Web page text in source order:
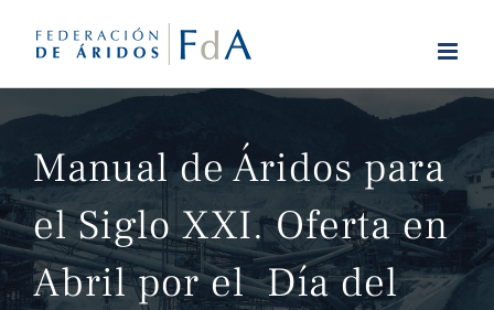
Manual de Áridos para
el Siglo XXI. Oferta en
Abril por el Día del